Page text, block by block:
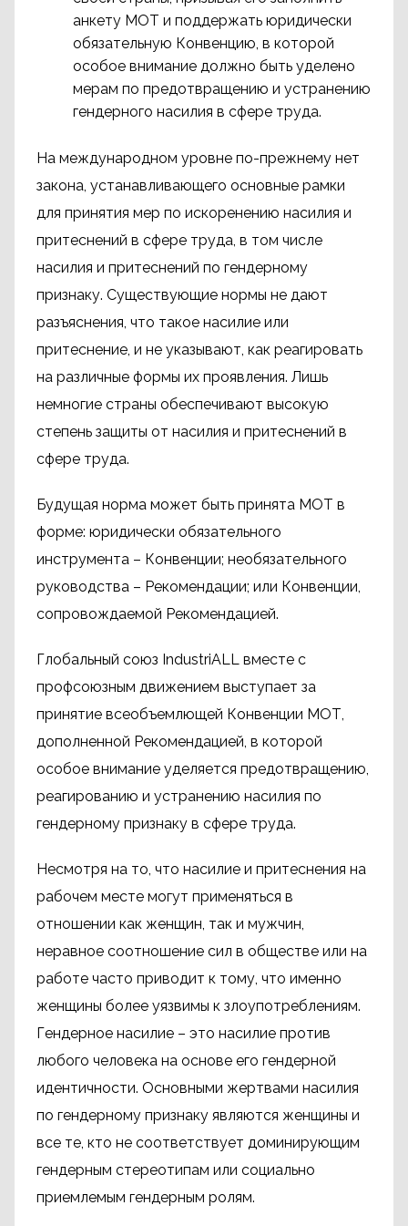
анкету МОТ и поддержать юридически
обязательную Конвенцию, в которой
особое внимание должно быть уделено
мерам по предотвращению и устранению
гендерного насилия в сфере труда.
На международном уровне по-прежнему нет
закона, устанавливающего основные рамки
для принятия мер по искоренению насилия и
притеснений в сфере труда, в том числе
насилия и притеснений по гендерному
признаку. Существующие нормы не дают
разъяснения, что такое насилие или
притеснение, и не указывают, как реагировать
на различные формы их проявления. Лишь
немногие страны обеспечивают высокую
степень защиты от насилия и притеснений в
сфере труда.
Будущая норма может быть принята МОТ в
форме: юридически обязательного
инструмента – Конвенции; необязательного
руководства – Рекомендации; или Конвенции,
сопровождаемой Рекомендацией.
Глобальный союз IndustriALL вместе с
профсоюзным движением выступает за
принятие всеобъемлющей Конвенции МОТ,
дополненной Рекомендацией, в которой
особое внимание уделяется предотвращению,
реагированию и устранению насилия по
гендерному признаку в сфере труда.
Несмотря на то, что насилие и притеснения на
рабочем месте могут применяться в
отношении как женщин, так и мужчин,
неравное соотношение сил в обществе или на
работе часто приводит к тому, что именно
женщины более уязвимы к злоупотреблениям.
Гендерное насилие – это насилие против
любого человека на основе его гендерной
идентичности. Основными жертвами насилия
по гендерному признаку являются женщины и
все те, кто не соответствует доминирующим
гендерным стереотипам или социально
приемлемым гендерным ролям.